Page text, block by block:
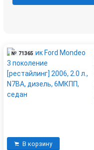
№ 71365
В корзину